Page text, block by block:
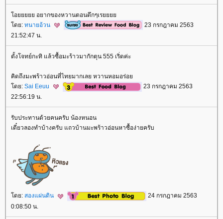
อยยยยย อยากของหวานตอนดึกๆเร
ดย: ทนายอ้วน
23 กรกฎาคม 2563
21:52:47 น.
ตั้งโจทย์กะทิ แล้วซื้อมะร้าวมากักตุน 555 เริ่ดค่ะ
คิดถึงมะพร้าวอ่อนที่ไทยมากเลย หวานหอมอร่อ
ดย: Sai Eeuu
23 กรกฎาคม 2563
22:56:19 น.
รับประทานด้วยคนครับ น้องหนอน
เดี๋ยวลองทำบ้างครับ แถวบ้านมะพร้าวอ่อนหาซื้อง่ายครับ
ดย: สองแผ่นดิน
24 กรกฎาคม 2563
0:08:50 น.